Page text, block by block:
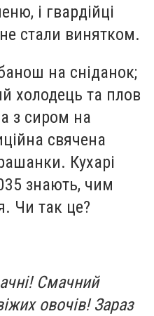
і гвардійці
стали винятком.
на сніданок;
холодець та плов
з сиром на
свячена
Кухарі
знають, чим
Чи так це?
Смачний
овочів! Зараз